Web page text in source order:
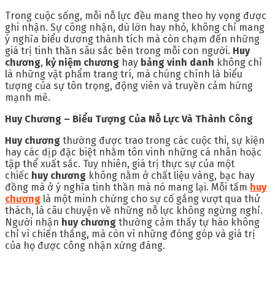
Trong cuộc sống, mỗi nỗ lực đều mang theo hy vọng được
ghi nhận. Sự công nhận, dù lớn hay nhỏ, không chỉ mang
ý nghĩa biểu dương thành tích mà còn chạm đến những
giá trị tinh thần sâu sắc bên trong mỗi con người. Huy
chương, kỷ niệm chương hay bảng vinh danh không chỉ
là những vật phẩm trang trí, mà chúng chính là biểu
tượng của sự tôn trọng, động viên và truyền cảm hứng
mạnh mẽ.
Huy Chương – Biểu Tượng Của Nỗ Lực Và Thành Công
Huy chương thường được trao trong các cuộc thi, sự kiện
hay các dịp đặc biệt nhằm tôn vinh những cá nhân hoặc
tập thể xuất sắc. Tuy nhiên, giá trị thực sự của một
chiếc huy chương không nằm ở chất liệu vàng, bạc hay
đồng mà ở ý nghĩa tinh thần mà nó mang lại. Mỗi tấm huy
chương là một minh chứng cho sự cố gắng vượt qua thử
thách, là câu chuyện về những nỗ lực không ngừng nghỉ.
Người nhận huy chương thường cảm thấy tự hào không
chỉ vì chiến thắng, mà còn vì những đóng góp và giá trị
của họ được công nhận xứng đáng.